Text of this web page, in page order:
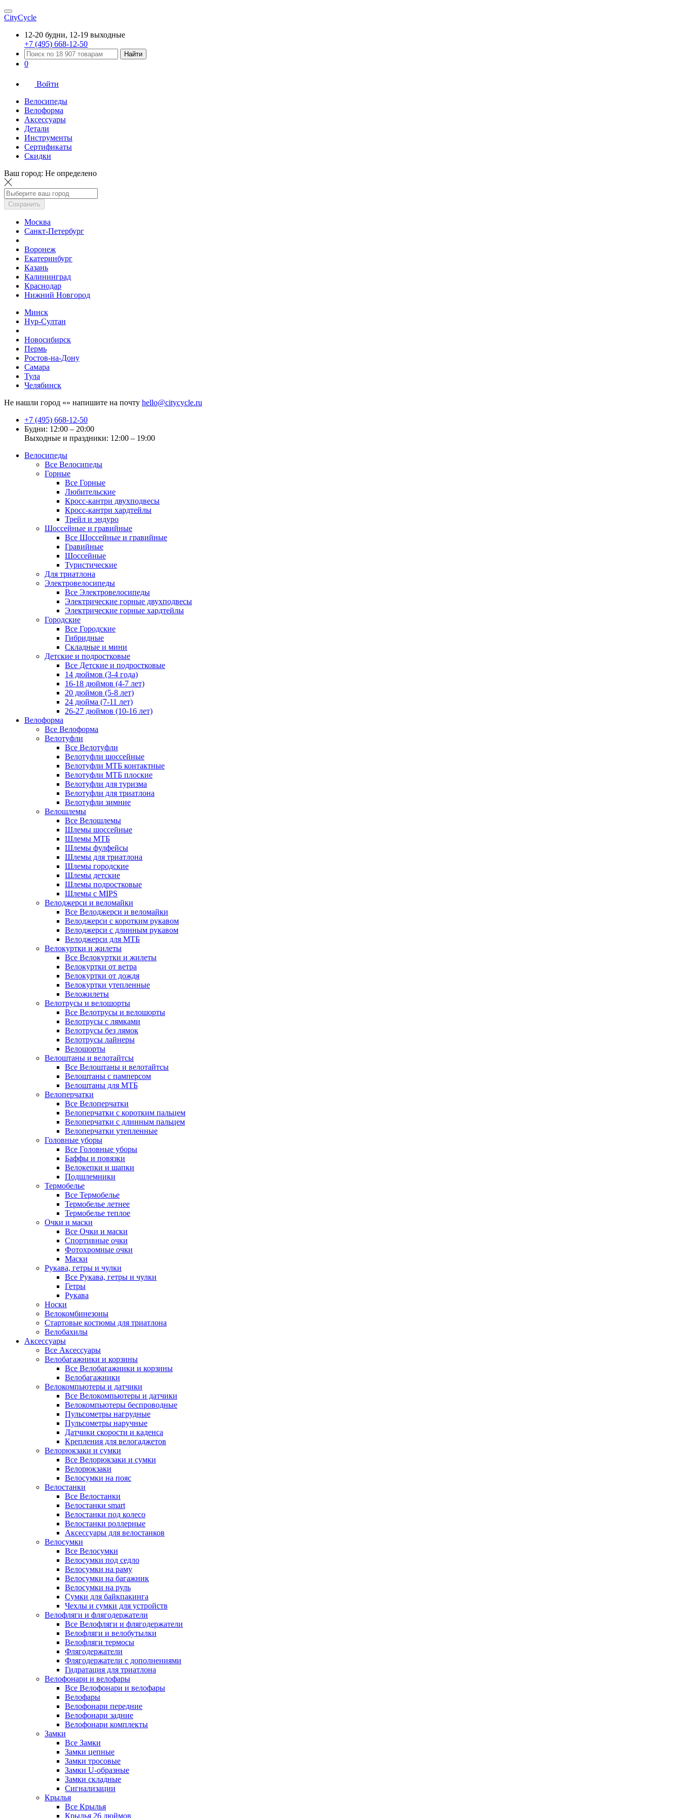
CityCycle
12-20 будни, 12-19 выходные
+7 (495) 668-12-50
Найти
0
Войти
Велосипеды
Велоформа
Аксессуары
Детали
Инструменты
Сертификаты
Скидки
Ваш город: Не определено
Сохранить
Москва
Санкт-Петербург
Воронеж
Екатеринбург
Казань
Калининград
Краснодар
Нижний Новгород
Минск
Нур-Султан
Новосибирск
Пермь
Ростов-на-Дону
Самара
Тула
Челябинск
Не нашли город «» напишите на почту hello@citycycle.ru
+7 (495) 668-12-50
Будни: 12:00 – 20:00
Выходные и праздники: 12:00 – 19:00
Велосипеды
Все Велосипеды
Горные
Все Горные
Любительские
Кросс-кантри двухподвесы
Кросс-кантри хардтейлы
Трейл и эндуро
Шоссейные и гравийные
Все Шоссейные и гравийные
Гравийные
Шоссейные
Туристические
Для триатлона
Электровелосипеды
Все Электровелосипеды
Электрические горные двухподвесы
Электрические горные хардтейлы
Городские
Все Городские
Гибридные
Складные и мини
Детские и подростковые
Все Детские и подростковые
14 дюймов (3-4 года)
16-18 дюймов (4-7 лет)
20 дюймов (5-8 лет)
24 дюйма (7-11 лет)
26-27 дюймов (10-16 лет)
Велоформа
Все Велоформа
Велотуфли
Все Велотуфли
Велотуфли шоссейные
Велотуфли МТБ контактные
Велотуфли МТБ плоские
Велотуфли для туризма
Велотуфли для триатлона
Велотуфли зимние
Велошлемы
Все Велошлемы
Шлемы шоссейные
Шлемы МТБ
Шлемы фулфейсы
Шлемы для триатлона
Шлемы городские
Шлемы детские
Шлемы подростковые
Шлемы с MIPS
Велоджерси и веломайки
Все Велоджерси и веломайки
Велоджерси с коротким рукавом
Велоджерси с длинным рукавом
Велоджерси для МТБ
Велокуртки и жилеты
Все Велокуртки и жилеты
Велокуртки от ветра
Велокуртки от дождя
Велокуртки утепленные
Веложилеты
Велотрусы и велошорты
Все Велотрусы и велошорты
Велотрусы с лямками
Велотрусы без лямок
Велотрусы лайнеры
Велошорты
Велоштаны и велотайтсы
Все Велоштаны и велотайтсы
Велоштаны с памперсом
Велоштаны для МТБ
Велоперчатки
Все Велоперчатки
Велоперчатки с коротким пальцем
Велоперчатки с длинным пальцем
Велоперчатки утепленные
Головные уборы
Все Головные уборы
Баффы и повязки
Велокепки и шапки
Подшлемники
Термобелье
Все Термобелье
Термобелье летнее
Термобелье теплое
Очки и маски
Все Очки и маски
Спортивные очки
Фотохромные очки
Маски
Рукава, гетры и чулки
Все Рукава, гетры и чулки
Гетры
Рукава
Носки
Велокомбинезоны
Стартовые костюмы для триатлона
Велобахилы
Аксессуары
Все Аксессуары
Велобагажники и корзины
Все Велобагажники и корзины
Велобагажники
Велокомпьютеры и датчики
Все Велокомпьютеры и датчики
Велокомпьютеры беспроводные
Пульсометры нагрудные
Пульсометры наручные
Датчики скорости и каденса
Крепления для велогаджетов
Велорюкзаки и сумки
Все Велорюкзаки и сумки
Велорюкзаки
Велосумки на пояс
Велостанки
Все Велостанки
Велостанки smart
Велостанки под колесо
Велостанки роллерные
Аксессуары для велостанков
Велосумки
Все Велосумки
Велосумки под седло
Велосумки на раму
Велосумки на багажник
Велосумки на руль
Сумки для байкпакинга
Чехлы и сумки для устройств
Велофляги и флягодержатели
Все Велофляги и флягодержатели
Велофляги и велобутылки
Велофляги термосы
Флягодержатели
Флягодержатели с дополнениями
Гидратация для триатлона
Велофонари и велофары
Все Велофонари и велофары
Велофары
Велофонари передние
Велофонари задние
Велофонари комплекты
Замки
Все Замки
Замки цепные
Замки тросовые
Замки U-образные
Замки складные
Сигнализации
Крылья
Все Крылья
Крылья 26 дюймов